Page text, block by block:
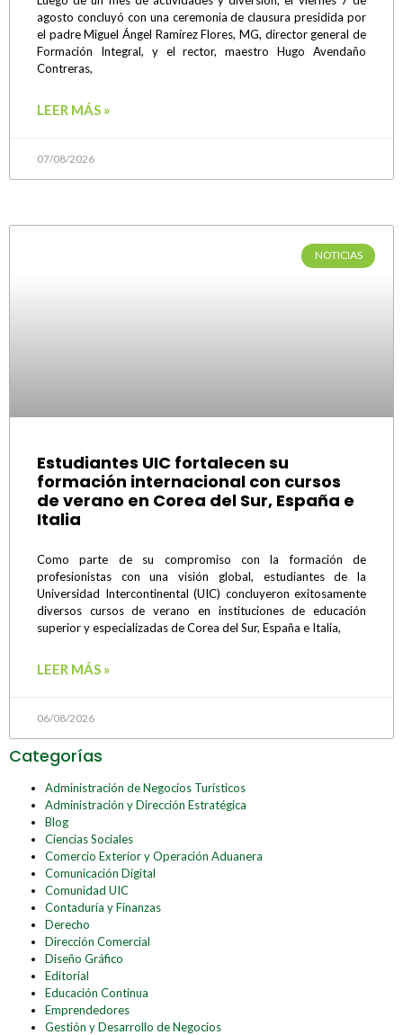
agosto concluyó con una ceremonia de clausura presidida por
el padre Miguel Ángel Ramírez Flores, MG, director general de
Formación Integral, y el rector, maestro Hugo Avendaño
Contreras,
LEER MÁS »
07/08/2026
NOTICIAS
Estudiantes UIC fortalecen su
formación internacional con cursos
de verano en Corea del Sur, España e
Italia
Como parte de su compromiso con la formación de
profesionistas con una visión global, estudiantes de la
Universidad Intercontinental (UIC) concluyeron exitosamente
diversos cursos de verano en instituciones de educación
superior y especializadas de Corea del Sur, España e Italia,
LEER MÁS »
06/08/2026
Categorías
Administración de Negocios Turísticos
Administración y Dirección Estratégica
Blog
Ciencias Sociales
Comercio Exterior y Operación Aduanera
Comunicación Digital
Comunidad UIC
Contaduría y Finanzas
Derecho
Dirección Comercial
Diseño Gráfico
Editorial
Educación Continua
Emprendedores
Gestión y Desarrollo de Negocios